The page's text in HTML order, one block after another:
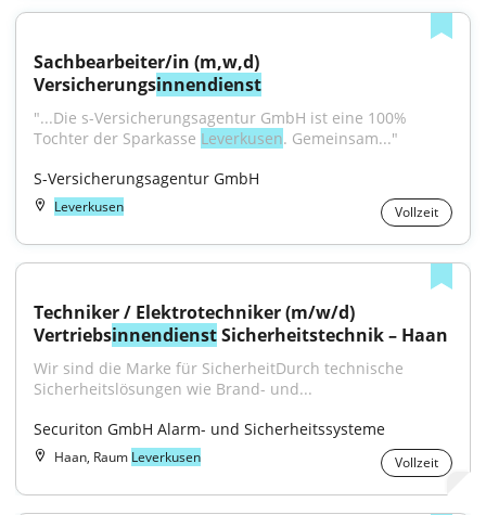
Sachbearbeiter/in (m,w,d)
Versicherungsinnendienst
"...Die s-Versicherungsagentur GmbH ist eine 100%
Tochter der Sparkasse Leverkusen. Gemeinsam..."
S-Versicherungsagentur GmbH
Leverkusen Vollzeit
Techniker / Elektrotechniker (m/w/d)
Vertriebsinnendienst Sicherheitstechnik – Haan
Wir sind die Marke für SicherheitDurch technische
Sicherheitslösungen wie Brand- und...
Securiton GmbH Alarm- und Sicherheitssysteme
Haan, Raum Leverkusen Vollzeit